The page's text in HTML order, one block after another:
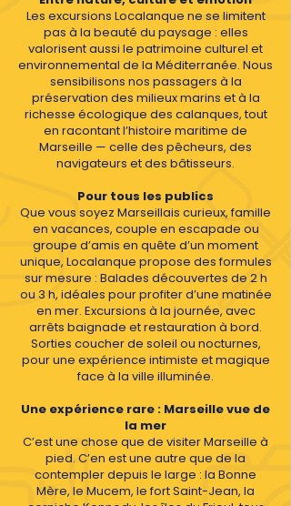
Les excursions Localanque ne se limitent
pas à la beauté du paysage : elles
valorisent aussi le patrimoine culturel et
environnemental de la Méditerranée. Nous
sensibilisons nos passagers à la
préservation des milieux marins et à la
richesse écologique des calanques, tout
en racontant l’histoire maritime de
Marseille — celle des pêcheurs, des
navigateurs et des bâtisseurs.
Pour tous les publics
Que vous soyez Marseillais curieux, famille
en vacances, couple en escapade ou
groupe d’amis en quête d’un moment
unique, Localanque propose des formules
sur mesure : Balades découvertes de 2 h
ou 3 h, idéales pour profiter d’une matinée
en mer. Excursions à la journée, avec
arrêts baignade et restauration à bord.
Sorties coucher de soleil ou nocturnes,
pour une expérience intimiste et magique
face à la ville illuminée.
Une expérience rare : Marseille vue de
la mer
C’est une chose que de visiter Marseille à
pied. C’en est une autre que de la
contempler depuis le large : la Bonne
Mère, le Mucem, le fort Saint-Jean, la